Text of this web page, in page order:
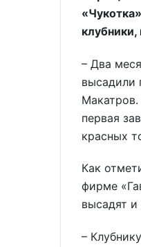
– Два
высадили
первая
красных
Как
фирме
высадят и
–